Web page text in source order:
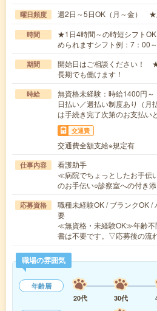
曜日頻度 週2日～5日OK（月～金） ★
時間
★1日4時間～の時短シフト
められますシフト例：7：00
期間
開始日はご相談ください！
長期でも働けます！
時給
無資格未経験：時給1400
日払い／週払い制度あり（月
は手続き完了次第のお支払い
交通費
交通費全額支給※規定有
仕事内容
看護助手
≪病院でちょっとしたお手伝
のお手伝い○診察室への付き
応募資格
職種未経験OK / ブランクOK /
要
≪無資格・未経験OK≫年齢
書は不要です。▽応募後の流
職場の雰囲気
年齢層
20代
30代